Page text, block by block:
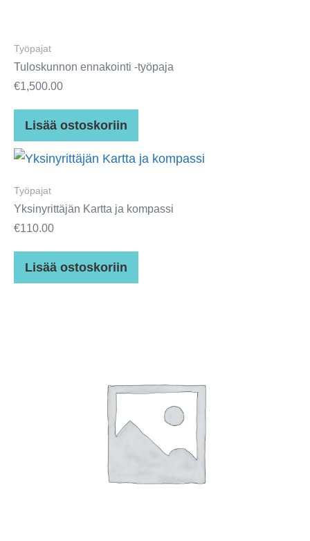
Työpajat
Tuloskunnon ennakointi -työpaja
€1,500.00
Lisää ostoskoriin
Työpajat
Yksinyrittäjän Kartta ja kompassi
€110.00
Lisää ostoskoriin